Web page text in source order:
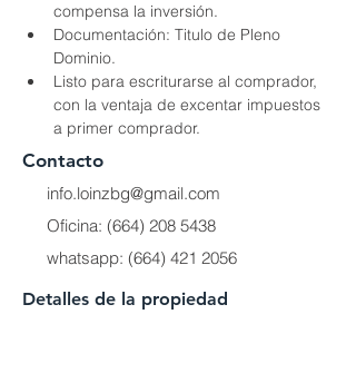
compensa la inversión.
Documentación: Titulo de Pleno
Dominio.
Listo para escriturarse al comprador,
con la ventaja de excentar impuestos
a primer comprador.
Contacto
info.loinzbg@gmail.com
Oficina: (664) 208 5438
whatsapp: (664) 421 2056
Detalles de la propiedad